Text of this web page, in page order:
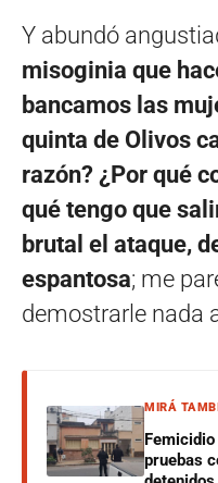
Y abundó
misoginia que
bancamos las
quinta de Olivos
razón? ¿Por qué
qué tengo que
brutal el ataque,
espantosa; me
demostrarle nada
MIRÁ
pruebas